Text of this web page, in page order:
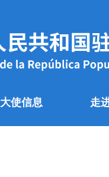
大使信息 走